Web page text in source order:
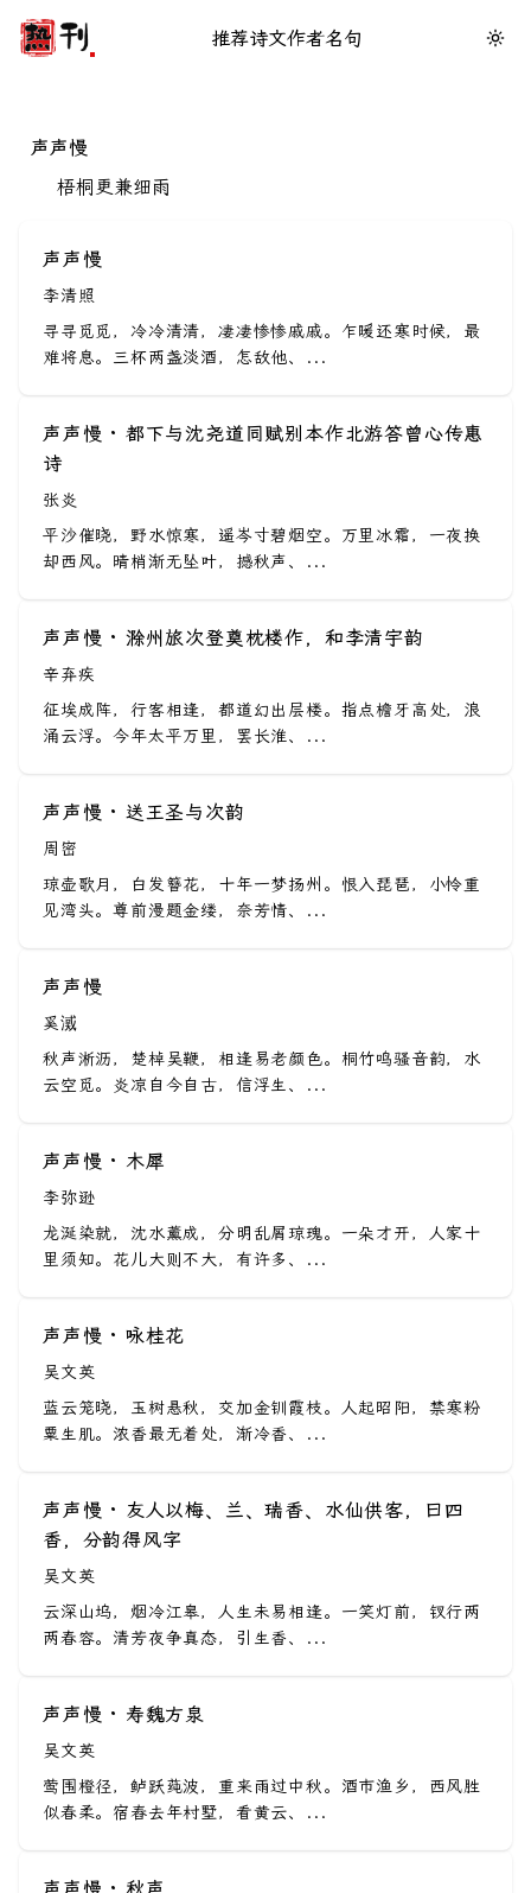
推荐诗文作者名句
声声慢
梧桐更兼细雨
声声慢
李清照
寻寻觅觅，冷冷清清，凄凄惨惨戚戚。乍暖还寒时候，最
难将息。三杯两盏淡酒，怎敌他、...
声声慢 · 都下与沈尧道同赋别本作北游答曾心传惠
诗
张炎
平沙催晓，野水惊寒，遥岑寸碧烟空。万里冰霜，一夜换
却西风。晴梢渐无坠叶，撼秋声、...
声声慢 · 滁州旅次登奠枕楼作，和李清宇韵
辛弃疾
征埃成阵，行客相逢，都道幻出层楼。指点檐牙高处，浪
涌云浮。今年太平万里，罢长淮、...
声声慢 · 送王圣与次韵
周密
琼壶歌月，白发簪花，十年一梦扬州。恨入琵琶，小怜重
见湾头。尊前漫题金缕，奈芳情、...
声声慢
奚㵄
秋声淅沥，楚棹吴鞭，相逢易老颜色。桐竹鸣骚音韵，水
云空觅。炎凉自今自古，信浮生、...
声声慢 · 木犀
李弥逊
龙涎染就，沈水薰成，分明乱屑琼瑰。一朵才开，人家十
里须知。花儿大则不大，有许多、...
声声慢 · 咏桂花
吴文英
蓝云笼晓，玉树悬秋，交加金钏霞枝。人起昭阳，禁寒粉
粟生肌。浓香最无着处，渐冷香、...
声声慢 · 友人以梅、兰、瑞香、水仙供客，曰四
香，分韵得风字
吴文英
云深山坞，烟冷江皋，人生未易相逢。一笑灯前，钗行两
两春容。清芳夜争真态，引生香、...
声声慢 · 寿魏方泉
吴文英
莺围橙径，鲈跃莼波，重来雨过中秋。酒市渔乡，西风胜
似春柔。宿舂去年村墅，看黄云、...